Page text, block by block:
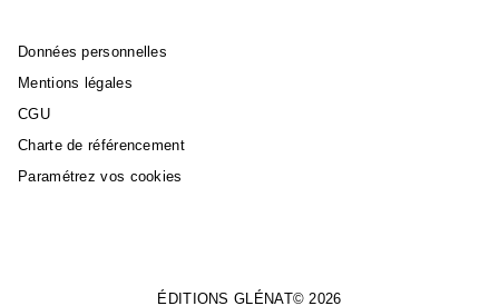
Données personnelles
Mentions légales
CGU
Charte de référencement
Paramétrez vos cookies
ÉDITIONS GLÉNAT© 2026